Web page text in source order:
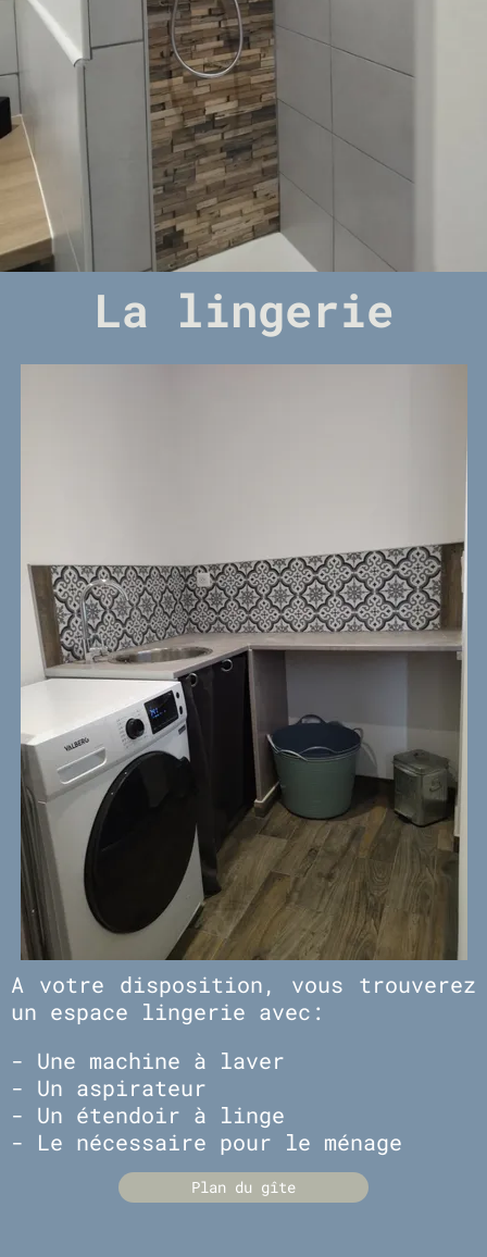
La lingerie
A votre disposition, vous trouverez
un espace lingerie avec:
- Une machine à laver
- Un aspirateur
- Un étendoir à linge
- Le nécessaire pour le ménage
Plan du gîte